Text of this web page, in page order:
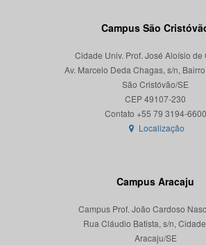
Campus São
Cidade Univ. Prof. José Aloísio de
Av. Marcelo Deda Chagas, s/n,
São Cristóvão/SE
CEP 49107-230
Localização
Campus Aracaju
Campus Prof. João Cardoso
Rua Cláudio Batista, s/n,
Aracaju/SE